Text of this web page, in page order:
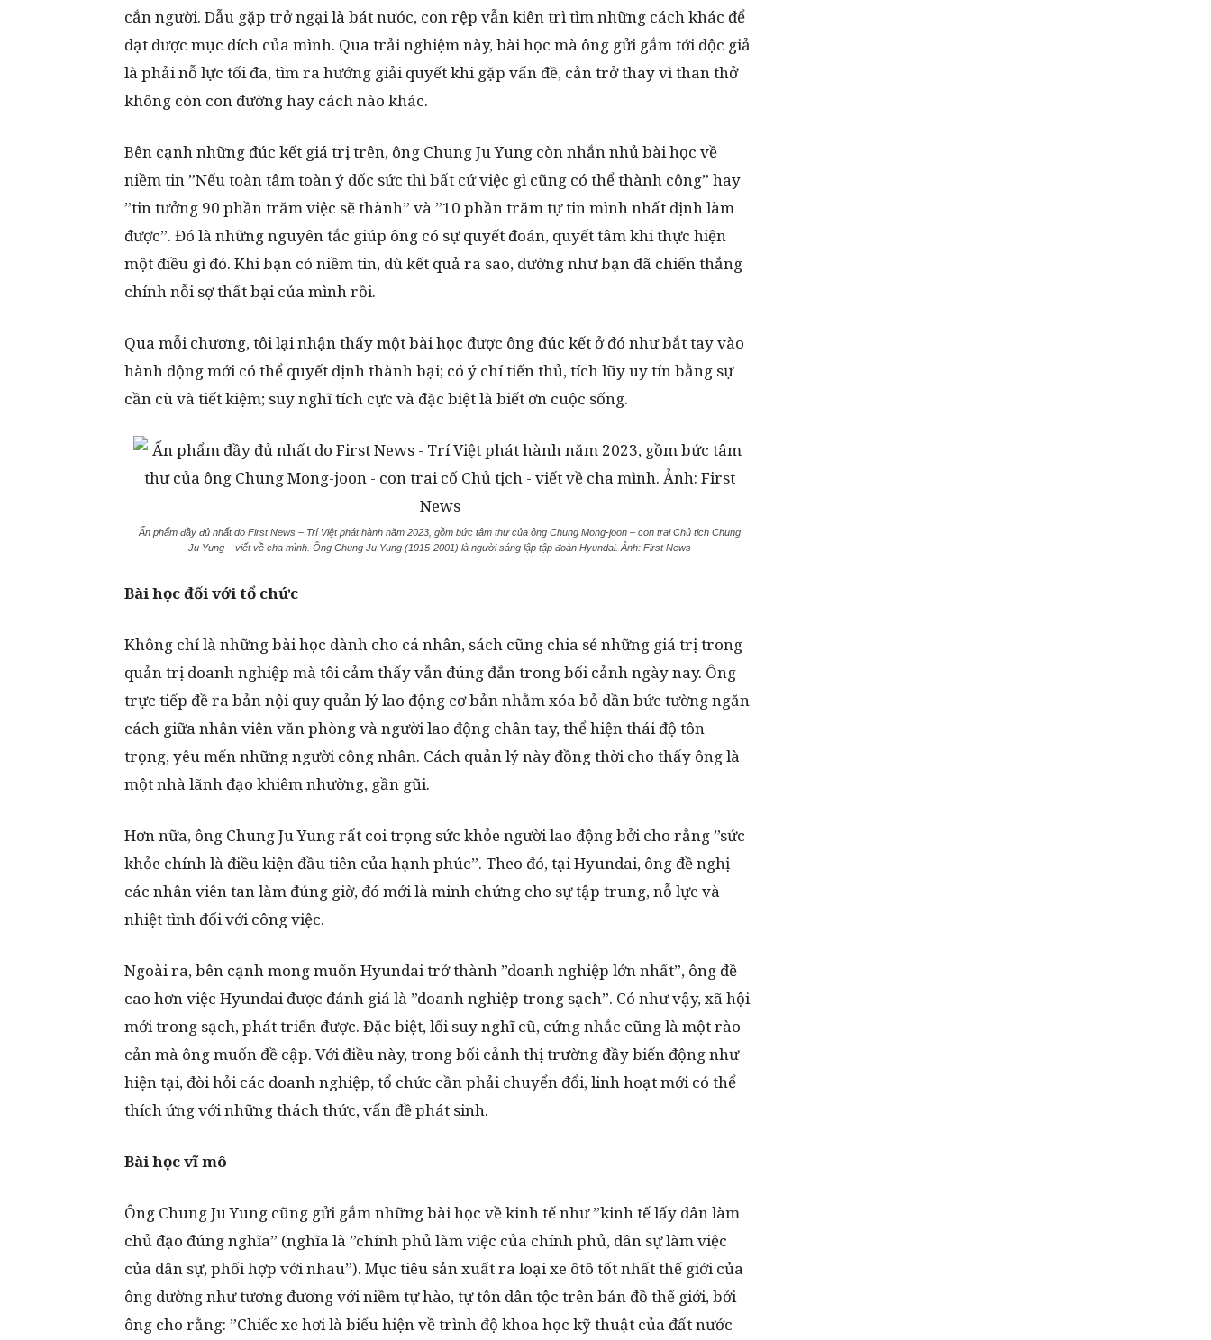
cắn người. Dẫu gặp trở ngại là bát nước, con rệp vẫn kiên trì tìm những cách khác để
đạt được mục đích của mình. Qua trải nghiệm này, bài học mà ông gửi gắm tới độc giả
là phải nỗ lực tối đa, tìm ra hướng giải quyết khi gặp vấn đề, cản trở thay vì than thở
không còn con đường hay cách nào khác.
Bên cạnh những đúc kết giá trị trên, ông Chung Ju Yung còn nhắn nhủ bài học về
niềm tin ”Nếu toàn tâm toàn ý dốc sức thì bất cứ việc gì cũng có thể thành công” hay
”tin tưởng 90 phần trăm việc sẽ thành” và ”10 phần trăm tự tin mình nhất định làm
được”. Đó là những nguyên tắc giúp ông có sự quyết đoán, quyết tâm khi thực hiện
một điều gì đó. Khi bạn có niềm tin, dù kết quả ra sao, dường như bạn đã chiến thắng
chính nỗi sợ thất bại của mình rồi.
Qua mỗi chương, tôi lại nhận thấy một bài học được ông đúc kết ở đó như bắt tay vào
hành động mới có thể quyết định thành bại; có ý chí tiến thủ, tích lũy uy tín bằng sự
cần cù và tiết kiệm; suy nghĩ tích cực và đặc biệt là biết ơn cuộc sống.
Ấn phẩm đầy đủ nhất do First News – Trí Việt phát hành năm 2023, gồm bức tâm thư của ông Chung Mong-joon – con trai Chủ tịch Chung
Ju Yung – viết về cha mình. Ông Chung Ju Yung (1915-2001) là người sáng lập tập đoàn Hyundai. Ảnh: First News
Bài học đối với tổ chức
Không chỉ là những bài học dành cho cá nhân, sách cũng chia sẻ những giá trị trong
quản trị doanh nghiệp mà tôi cảm thấy vẫn đúng đắn trong bối cảnh ngày nay. Ông
trực tiếp đề ra bản nội quy quản lý lao động cơ bản nhằm xóa bỏ dần bức tường ngăn
cách giữa nhân viên văn phòng và người lao động chân tay, thể hiện thái độ tôn
trọng, yêu mến những người công nhân. Cách quản lý này đồng thời cho thấy ông là
một nhà lãnh đạo khiêm nhường, gần gũi.
Hơn nữa, ông Chung Ju Yung rất coi trọng sức khỏe người lao động bởi cho rằng ”sức
khỏe chính là điều kiện đầu tiên của hạnh phúc”. Theo đó, tại Hyundai, ông đề nghị
các nhân viên tan làm đúng giờ, đó mới là minh chứng cho sự tập trung, nỗ lực và
nhiệt tình đối với công việc.
Ngoài ra, bên cạnh mong muốn Hyundai trở thành ”doanh nghiệp lớn nhất”, ông đề
cao hơn việc Hyundai được đánh giá là ”doanh nghiệp trong sạch”. Có như vậy, xã hội
mới trong sạch, phát triển được. Đặc biệt, lối suy nghĩ cũ, cứng nhắc cũng là một rào
cản mà ông muốn đề cập. Với điều này, trong bối cảnh thị trường đầy biến động như
hiện tại, đòi hỏi các doanh nghiệp, tổ chức cần phải chuyển đổi, linh hoạt mới có thể
thích ứng với những thách thức, vấn đề phát sinh.
Bài học vĩ mô
Ông Chung Ju Yung cũng gửi gắm những bài học về kinh tế như ”kinh tế lấy dân làm
chủ đạo đúng nghĩa” (nghĩa là ”chính phủ làm việc của chính phủ, dân sự làm việc
của dân sự, phối hợp với nhau”). Mục tiêu sản xuất ra loại xe ôtô tốt nhất thế giới của
ông dường như tương đương với niềm tự hào, tự tôn dân tộc trên bản đồ thế giới, bởi
ông cho rằng: ”Chiếc xe hơi là biểu hiện về trình độ khoa học kỹ thuật của đất nước